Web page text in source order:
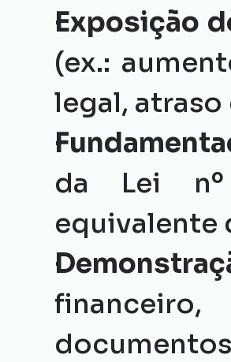
Exposição
(ex.:
legal,
da Lei nº
equivalente